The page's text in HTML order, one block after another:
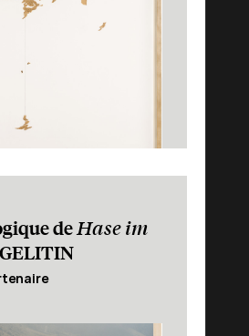
deHase im